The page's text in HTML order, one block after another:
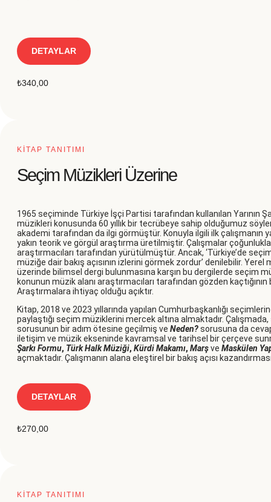
DETAYLAR
₺340,00
KİTAP TANITIMI
Seçim Müzikleri Üzerine
1965 seçiminde Türkiye İşçi Partisi tarafından kullanılan Yarının
müzikleri konusunda 60 yıllık bir tecrübeye sahip olduğumuz
akademi tarafından da ilgi görmüştür. Konuyla ilgili ilk çalışmanın
yakın teorik ve görgül araştırma üretilmiştir. Çalışmalar
araştırmacıları tarafından yürütülmüştür. Ancak, ‘Türkiye’de
müziğe dair bakış açısının izlerini görmek zordur’ denilebilir. Yerel
üzerinde bilimsel dergi bulunmasına karşın bu dergilerde seçim
konunun müzik alanı araştırmacıları tarafından gözden
Araştırmalara ihtiyaç olduğu açıktır.
Kitap, 2018 ve 2023 yıllarında yapılan Cumhurbaşkanlığı
paylaştığı seçim müziklerini mercek altına almaktadır.
sorusunun bir adım ötesine geçilmiş ve Neden?sorusuna da
iletişim ve müzik ekseninde kavramsal ve tarihsel bir çerçeve
Şarkı Formu, Türk Halk Müziği, Kürdi Makamı, Marşve Maskülen
açmaktadır. Çalışmanın alana eleştirel bir bakış açısı
DETAYLAR
₺270,00
KİTAP TANITIMI